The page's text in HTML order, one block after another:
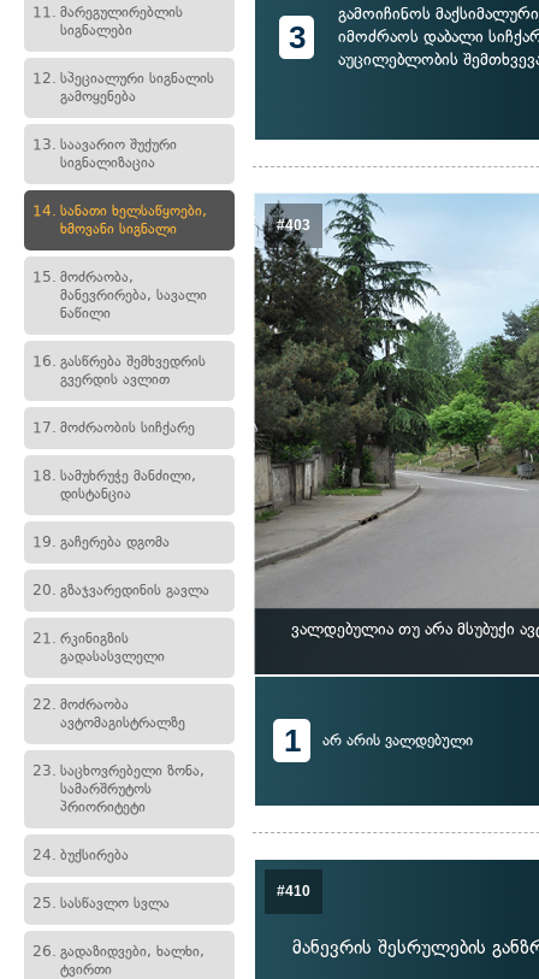
11. მარეგულირებლის
სიგნალები
12. სპეციალური სიგნალის
გამოყენება
13. საავარიო შუქური
სიგნალიზაცია
14. სანათი ხელსაწყოები,
ხმოვანი სიგნალი
15. მოძრაობა,
მანევრირება, სავალი
ნაწილი
16. გასწრება შემხვედრის
გვერდის ავლით
17. მოძრაობის სიჩქარე
18. სამუხრუჭე მანძილი,
დისტანცია
19. გაჩერება დგომა
20. გზაჯვარედინის გავლა
21. რკინიგზის
გადასასვლელი
22. მოძრაობა
ავტომაგისტრალზე
23. საცხოვრებელი ზონა,
სამარშრუტოს
პრიორიტეტი
24. ბუქსირება
25. სასწავლო სვლა
26. გადაზიდვები, ხალხი,
ტვირთი
3
გამოიჩინოს
იმოძრაოს დაბალი
აუცილებლობის
#403
ვალდებულია თუ არა მსუბუქი
1 არ არის ვალდებული
#410
მანევრის შესრულების